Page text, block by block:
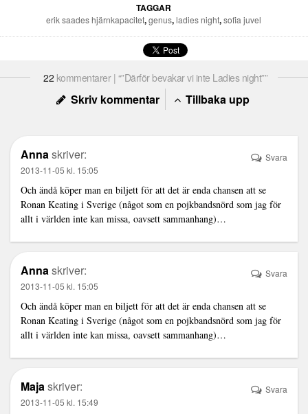
TAGGAR
erik saades hjärnkapacitet,genus,ladies night,sofia juvel
22 kommentarer | “”Därför bevakar vi inte Ladies night””
Skriv kommentar Tillbaka upp
Annaskriver:
2013-11-05 kl. 15:05
Och ändå köper man en biljett för att det är enda chansen att se
Ronan Keating i Sverige (något som en pojkbandsnörd som jag för
allt i världen inte kan missa, oavsett sammanhang)…
Svara
Annaskriver:
2013-11-05 kl. 15:05
Och ändå köper man en biljett för att det är enda chansen att se
Ronan Keating i Sverige (något som en pojkbandsnörd som jag för
allt i världen inte kan missa, oavsett sammanhang)…
Svara
Majaskriver:
2013-11-05 kl. 15:49
Svara